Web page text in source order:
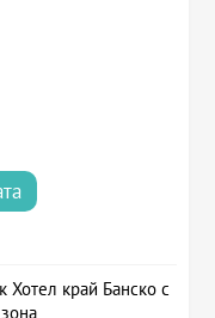
край Банско с